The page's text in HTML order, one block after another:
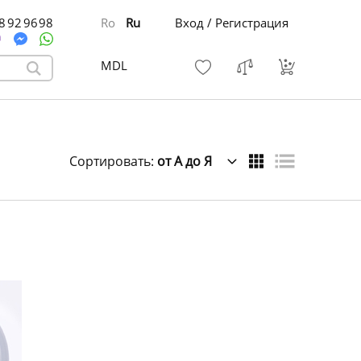
92 96 98 Ro Ru Вход / Регистрация
MDL
Сортировать: от А до Я